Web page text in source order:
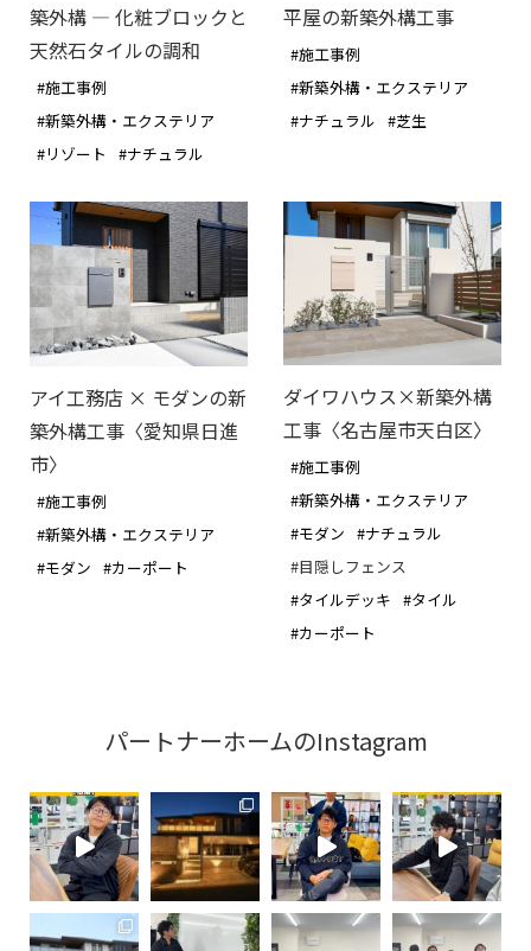
築外構 ― 化粧ブロックと
天然石タイルの調和
#施工事例
#新築外構・エクステリア
#リゾート
#ナチュラル
平屋の新築外構工事
#施工事例
#新築外構・エクステリア
#ナチュラル #芝生
アイ工務店 × モダンの新
築外構工事〈愛知県日進
市〉
#施工事例
#新築外構・エクステリア
#モダン #カーポート
ダイワハウス×新築外構
工事〈名古屋市天白区〉
#施工事例
#新築外構・エクステリア
#モダン #ナチュラル
#目隠しフェンス
#タイルデッキ #タイル
#カーポート
パートナーホームのInstagram